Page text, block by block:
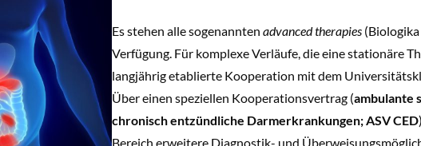
Es stehen alle sogenannten advanced therapies
Verfügung. Für komplexe Verläufe, die eine stationäre
langjährig etablierte Kooperation mit dem
Über einen speziellen Kooperationsvertrag (ambulante
chronisch entzündliche Darmerkrankungen; ASV CED
Bereich erweitere Diagnostik- und